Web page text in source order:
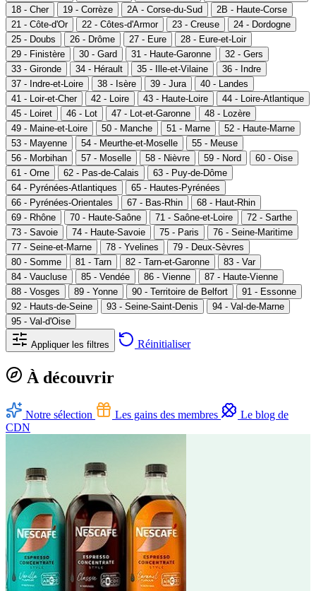
18 - Cher
19 - Corrèze 2A - Corse-du-Sud
2B - Haute-Corse
21 - Côte-d'Or
22 - Côtes-d'Armor 23 - Creuse
24 - Dordogne
25 - Doubs
26 - Drôme 27 - Eure
28 - Eure-et-Loir
29 - Finistère
30 - Gard 31 - Haute-Garonne
32 - Gers
33 - Gironde
34 - Hérault 35 - Ille-et-Vilaine
36 - Indre
37 - Indre-et-Loire
38 - Isère 39 - Jura
40 - Landes
41 - Loir-et-Cher
42 - Loire 43 - Haute-Loire
44 - Loire-Atlantique
45 - Loiret
46 - Lot 47 - Lot-et-Garonne
48 - Lozère
49 - Maine-et-Loire
50 - Manche 51 - Marne
52 - Haute-Marne
53 - Mayenne
54 - Meurthe-et-Moselle
55 - Meuse
56 - Morbihan
57 - Moselle 58 - Nièvre 59 - Nord
60 - Oise
61 - Orne
62 - Pas-de-Calais
63 - Puy-de-Dôme
64 - Pyrénées-Atlantiques
65 - Hautes-Pyrénées
66 - Pyrénées-Orientales
67 - Bas-Rhin
68 - Haut-Rhin
69 - Rhône
70 - Haute-Saône 71 - Saône-et-Loire
72 - Sarthe
73 - Savoie
74 - Haute-Savoie 75 - Paris
76 - Seine-Maritime
77 - Seine-et-Marne
78 - Yvelines
79 - Deux-Sèvres
80 - Somme
81 - Tarn 82 - Tarn-et-Garonne
83 - Var
84 - Vaucluse
85 - Vendée 86 - Vienne
87 - Haute-Vienne
88 - Vosges
89 - Yonne 90 - Territoire de Belfort
91 - Essonne
92 - Hauts-de-Seine
93 - Seine-Saint-Denis
94 - Val-de-Marne
95 - Val-d'Oise
Appliquer les filtres Réinitialiser
À découvrir
Notre sélection Les gains des membres
Le blog de
CDN